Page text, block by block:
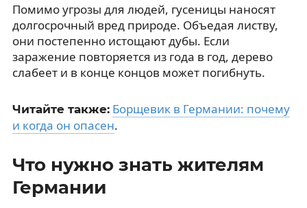
Помимо угрозы для людей, гусеницы наносят
долгосрочный вред природе. Объедая листву,
они постепенно истощают дубы. Если
заражение повторяется из года в год, дерево
слабеет и в конце концов может погибнуть.
Читайте также: Борщевик в Германии: почему
и когда он опасен.
Что нужно знать жителям
Германии